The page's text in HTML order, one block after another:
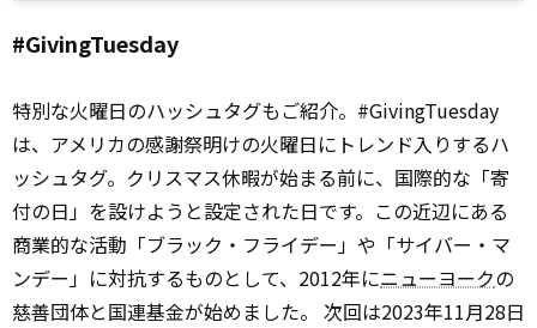
#GivingTuesday
特別な火曜日のハッシュタグもご紹介。#GivingTuesday
は、アメリカの感謝祭明けの火曜日にトレンド入りするハ
ッシュタグ。クリスマス休暇が始まる前に、国際的な「寄
付の日」を設けようと設定された日です。この近辺にある
商業的な活動「ブラック・フライデー」や「サイバー・マ
ンデー」に対抗するものとして、2012年にニューヨークの
慈善団体と国連基金が始めました。 次回は2023年11月28日